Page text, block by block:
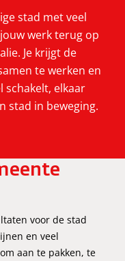
stad met veel
werk terug op
Je krijgt de
te werken en
schakelt, elkaar
stad in beweging.
voor de stad
en veel
aan te pakken, te